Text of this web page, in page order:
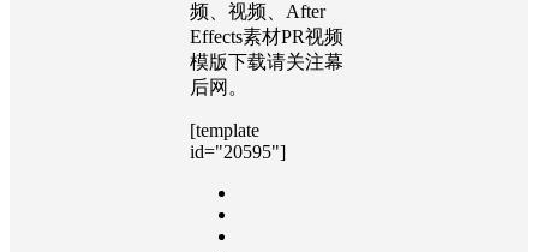
频、视频、After
Effects素材PR视频
模版下载请关注幕
后网。
[template
id="20595"]